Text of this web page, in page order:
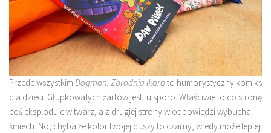
Przede wszystkim Dogman. Zbrodnia Ikarato humorystyczny komiks
dla dzieci. Głupkowatych żartów jest tu sporo. Właściwie to co stronę
coś eksploduje w twarz, a z drugiej strony w odpowiedzi wybucha
śmiech. No, chyba że kolor twojej duszy to czarny, wtedy może lepiej